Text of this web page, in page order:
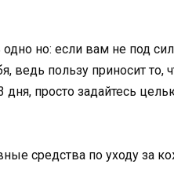
одно но: если вам не под
ведь пользу приносит то,
просто задайтесь
средства по уходу за